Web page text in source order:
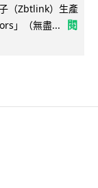
（Zbtlink）生產
」（無盡...
閱